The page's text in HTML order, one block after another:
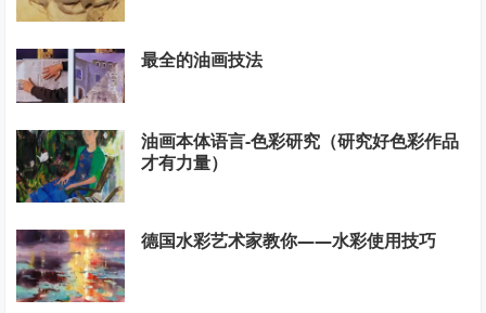
最全的油画技法
油画本体语言-色彩研究（研究好色彩作品
才有力量）
德国水彩艺术家教你——水彩使用技巧